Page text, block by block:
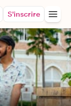
S'inscrire